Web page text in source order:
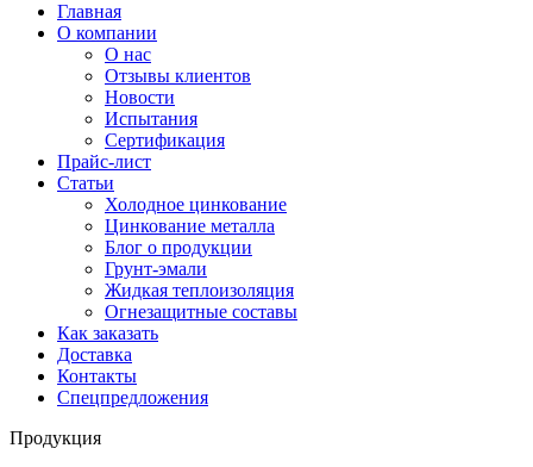
Главная
О компании
О нас
Отзывы клиентов
Новости
Испытания
Сертификация
Прайс-лист
Статьи
Холодное цинкование
Цинкование металла
Блог о продукции
Грунт-эмали
Жидкая теплоизоляция
Огнезащитные составы
Как заказать
Доставка
Контакты
Спецпредложения
Продукция